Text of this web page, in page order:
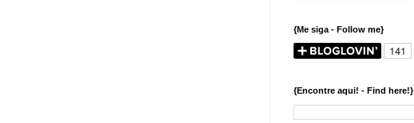
{Me siga - Follow me}
{Encontre aqui! - Find here!}